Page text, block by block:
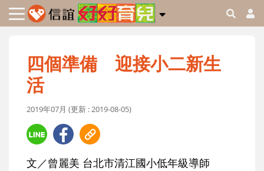
四個準備 迎接小二新生
活
2019年07月 (更新 : 2019-08-05)
文／曾麗美 台北市清江國小低年級導師